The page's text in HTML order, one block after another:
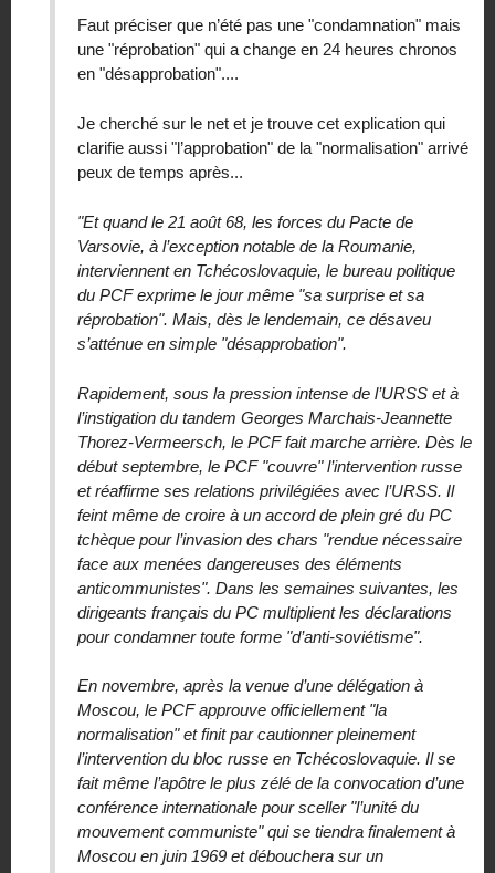
Faut préciser que n’été pas une "condamnation" mais
une "réprobation" qui a change en 24 heures chronos
en "désap­probation"....
Je cherché sur le net et je trouve cet explication qui
clarifie aussi "l’approbation" de la "normalisation" arrivé
peux de temps après...
"Et quand le 21 août 68, les forces du Pacte de
Varsovie, à l’exception notable de la Roumanie,
interviennent en Tchécoslovaquie, le bu­reau politique
du PCF exprime le jour même "sa surprise et sa
réprobation". Mais, dès le lende­main, ce désaveu
s’atténue en simple "désap­probation".
Rapidement, sous la pression intense de l’URSS et à
l’instigation du tandem Georges Marchais-Jeannette
Thorez-Vermeersch, le PCF fait marche arrière. Dès le
début septembre, le PCF "couvre" l’intervention russe
et réaffirme ses relations privilégiées avec l’URSS. Il
feint même de croire à un accord de plein gré du PC
tchèque pour l’invasion des chars "rendue né­cessaire
face aux menées dangereuses des élé­ments
anticommunistes". Dans les semaines suivantes, les
dirigeants français du PC multi­plient les déclarations
pour condamner toute forme "d’anti-soviétisme".
En novembre, après la venue d’une délégation à
Moscou, le PCF approuve officiellement "la
normalisation" et finit par cautionner pleine­ment
l’intervention du bloc russe en Tchécoslo­vaquie. Il se
fait même l’apôtre le plus zélé de la convocation d’une
conférence internationale pour sceller "l’unité du
mouvement commu­niste" qui se tiendra finalement à
Moscou en juin 1969 et débouchera sur un